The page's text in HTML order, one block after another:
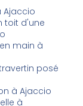
Ajaccio
toit d'une
main à
posé
à Ajaccio
à